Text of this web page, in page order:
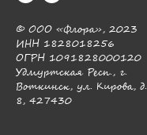
© ООО «Флора», 2023
ИНН 1828018256
ОГРН 1091828000120
Удмуртская Респ., г.
Воткинск, ул. Кирова, д.
8, 427430